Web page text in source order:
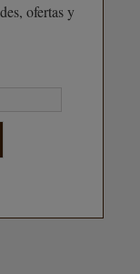
ofertas y